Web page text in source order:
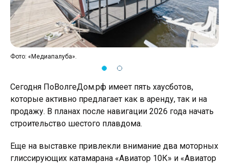
Фото: «Медиапалуба».
Сегодня ПоВолгеДом.рф имеет пять хаусботов,
которые активно предлагает как в аренду, так и на
продажу. В планах после навигации 2026 года начать
строительство шестого плавдома.
Еще на выставке привлекли внимание два моторных
глиссирующих катамарана «Авиатор 10К» и «Авиатор